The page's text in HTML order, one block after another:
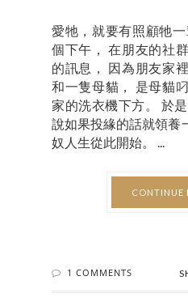
愛牠，就要有照顧牠
個下午， 在朋友的社
的訊息， 因為朋友家
和一隻母貓， 是母貓
家的洗衣機下方。 於
說如果投緣的話就領養
奴人生從此開始。 ...
CONTINUE
1 COMMENTS